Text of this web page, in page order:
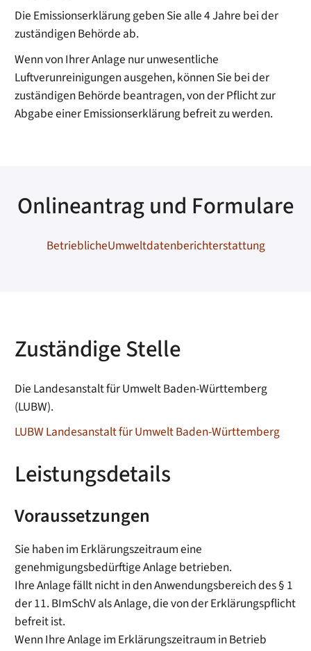
Die Emissionserklärung geben Sie alle 4 Jahre bei der
zuständigen Behörde ab.
Wenn von Ihrer Anlage nur unwesentliche
Luftverunreinigungen ausgehen, können Sie bei der
zuständigen Behörde beantragen, von der Pflicht zur
Abgabe einer Emissionserklärung befreit zu werden.
Onlineantrag und Formulare
BetrieblicheUmweltdatenberichterstattung
Zuständige Stelle
Die Landesanstalt für Umwelt Baden-Württemberg
(LUBW).
LUBW Landesanstalt für Umwelt Baden-Württemberg
Leistungsdetails
Voraussetzungen
Sie haben im Erklärungszeitraum eine
genehmigungsbedürftige Anlage betrieben.
Ihre Anlage fällt nicht in den Anwendungsbereich des § 1
der 11. BImSchV als Anlage, die von der Erklärungspflicht
befreit ist.
Wenn Ihre Anlage im Erklärungszeitraum in Betrieb